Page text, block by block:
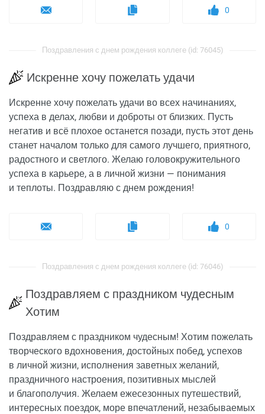
0
Поздравления с днем рождения коллеге (id: 76045)
Искренне хочу пожелать удачи
Искренне хочу пожелать удачи во всех начинаниях,
успеха в делах, любви и доброты от близких. Пусть
негатив и всё плохое останется позади, пусть этот день
станет началом только для самого лучшего, приятного,
радостного и светлого. Желаю головокружительного
успеха в карьере, а в личной жизни — понимания
и теплоты. Поздравляю с днем рождения!
0
Поздравления с днем рождения коллеге (id: 76046)
Поздравляем с праздником чудесным
Хотим
Поздравляем с праздником чудесным! Хотим пожелать
творческого вдохновения, достойных побед, успехов
в личной жизни, исполнения заветных желаний,
праздничного настроения, позитивных мыслей
и благополучия. Желаем ежесезонных путешествий,
интересных поездок, море впечатлений, незабываемых